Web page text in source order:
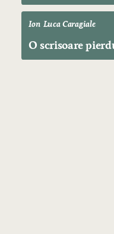
Ion Luca Caragiale
O scrisoare